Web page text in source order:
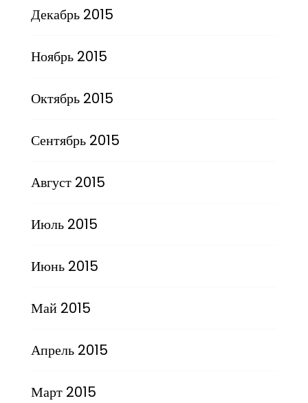
Декабрь 2015
Ноябрь 2015
Октябрь 2015
Сентябрь 2015
Август 2015
Июль 2015
Июнь 2015
Май 2015
Апрель 2015
Март 2015